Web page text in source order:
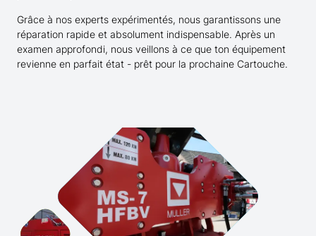
Grâce à nos experts expérimentés, nous garantissons une
réparation rapide et absolument indispensable. Après un
examen approfondi, nous veillons à ce que ton équipement
revienne en parfait état - prêt pour la prochaine Cartouche.